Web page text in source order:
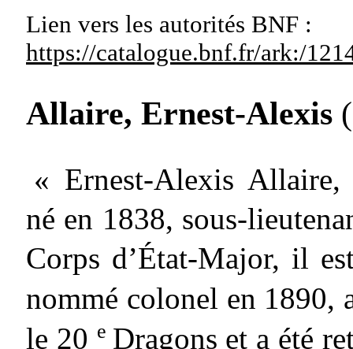
Lien vers les autorités BNF :
https://catalogue.bnf.fr/ark:/
Allaire, Ernest-Alexis
« Ernest-Alexis Allaire,
né en 1838, sous-
Corps d’État-Major, il
nommé colonel en 1890,
le 20 e Dragons et a été